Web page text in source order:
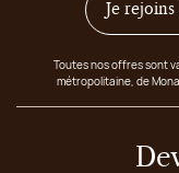
Je
Toutes nos offres sont
métropolitaine, de